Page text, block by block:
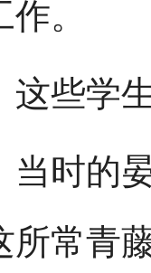
。
学生
的晏
所常青